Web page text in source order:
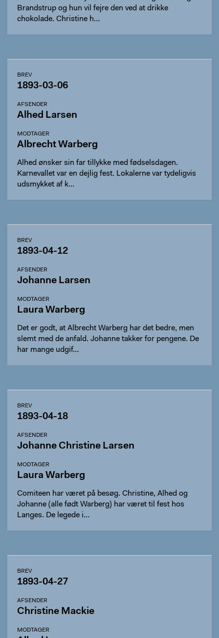
Brandstrup og hun vil fejre den ved at drikke
chokolade. Christine h…
BREV
1893-03-06
AFSENDER
Alhed Larsen
MODTAGER
Albrecht Warberg
Alhed ønsker sin far tillykke med fødselsdagen.
Karnevallet var en dejlig fest. Lokalerne var tydeligvis
udsmykket af k…
BREV
1893-04-12
AFSENDER
Johanne Larsen
MODTAGER
Laura Warberg
Det er godt, at Albrecht Warberg har det bedre, men
slemt med de anfald. Johanne takker for pengene. De
har mange udgif…
BREV
1893-04-18
AFSENDER
Johanne Christine Larsen
MODTAGER
Laura Warberg
Comiteen har været på besøg. Christine, Alhed og
Johanne (alle født Warberg) har været til fest hos
Langes. De legede i…
BREV
1893-04-27
AFSENDER
Christine Mackie
MODTAGER